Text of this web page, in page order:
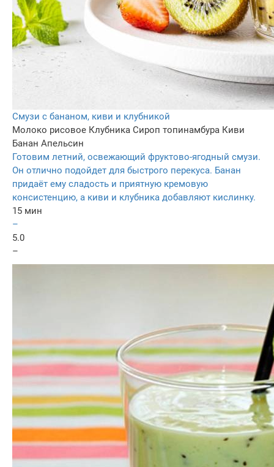
Смузи с бананом, киви и клубникой
Молоко рисовое Клубника Сироп топинамбура Киви
Банан Апельсин
Готовим летний, освежающий фруктово-ягодный смузи.
Он отлично подойдет для быстрого перекуса. Банан
придаёт ему сладость и приятную кремовую
консистенцию, а киви и клубника добавляют кислинку.
15 мин
–
5.0
–